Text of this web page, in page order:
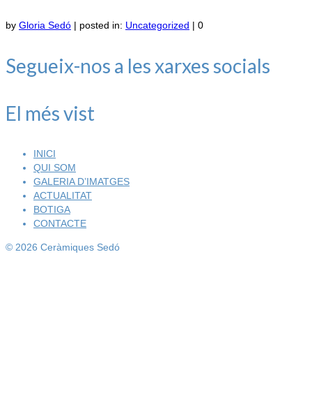
by Gloria Sedó | posted in: Uncategorized | 0
Segueix-nos a les xarxes socials
El més vist
INICI
QUI SOM
GALERIA D’IMATGES
ACTUALITAT
BOTIGA
CONTACTE
© 2026 Ceràmiques Sedó